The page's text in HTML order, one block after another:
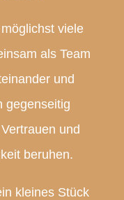
viele
als Team
und
gegenseitig
und
beruhen.
kleines Stück